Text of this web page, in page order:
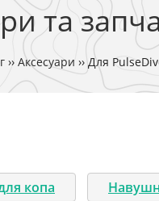
та
›› Аксесуари ›› Для
копа